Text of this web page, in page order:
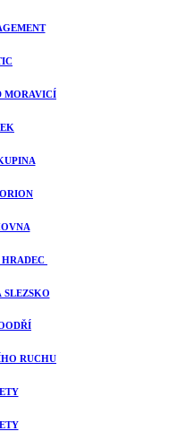
MORAVICÍ
SLEZSKO
RUCHU